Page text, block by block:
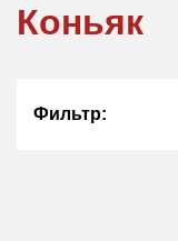
Коньяк
Фильтр: